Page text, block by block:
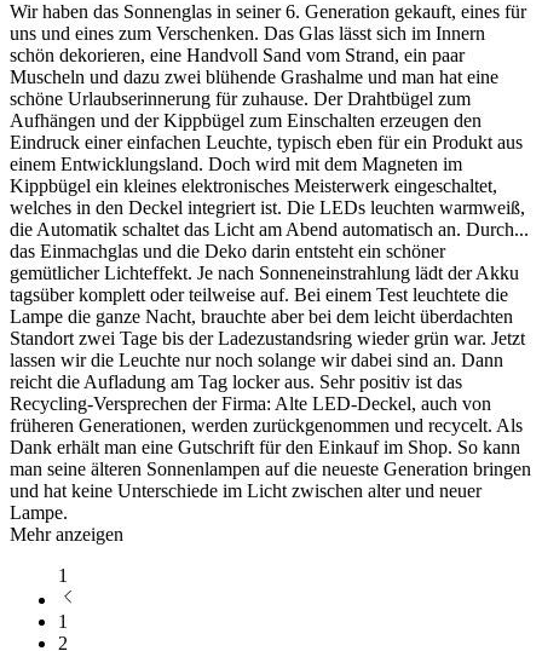
Wir haben das Sonnenglas in seiner 6. Generation gekauft, eines für
uns und eines zum Verschenken. Das Glas lässt sich im Innern
schön dekorieren, eine Handvoll Sand vom Strand, ein paar
Muscheln und dazu zwei blühende Grashalme und man hat eine
schöne Urlaubserinnerung für zuhause. Der Drahtbügel zum
Aufhängen und der Kippbügel zum Einschalten erzeugen den
Eindruck einer einfachen Leuchte, typisch eben für ein Produkt aus
einem Entwicklungsland. Doch wird mit dem Magneten im
Kippbügel ein kleines elektronisches Meisterwerk eingeschaltet,
welches in den Deckel integriert ist. Die LEDs leuchten warmweiß,
die Automatik schaltet das Licht am Abend automatisch an. Durch...
das Einmachglas und die Deko darin entsteht ein schöner
gemütlicher Lichteffekt. Je nach Sonneneinstrahlung lädt der Akku
tagsüber komplett oder teilweise auf. Bei einem Test leuchtete die
Lampe die ganze Nacht, brauchte aber bei dem leicht überdachten
Standort zwei Tage bis der Ladezustandsring wieder grün war. Jetzt
lassen wir die Leuchte nur noch solange wir dabei sind an. Dann
reicht die Aufladung am Tag locker aus. Sehr positiv ist das
Recycling-Versprechen der Firma: Alte LED-Deckel, auch von
früheren Generationen, werden zurückgenommen und recycelt. Als
Dank erhält man eine Gutschrift für den Einkauf im Shop. So kann
man seine älteren Sonnenlampen auf die neueste Generation bringen
und hat keine Unterschiede im Licht zwischen alter und neuer
Lampe.
Mehr anzeigen
1
1
2